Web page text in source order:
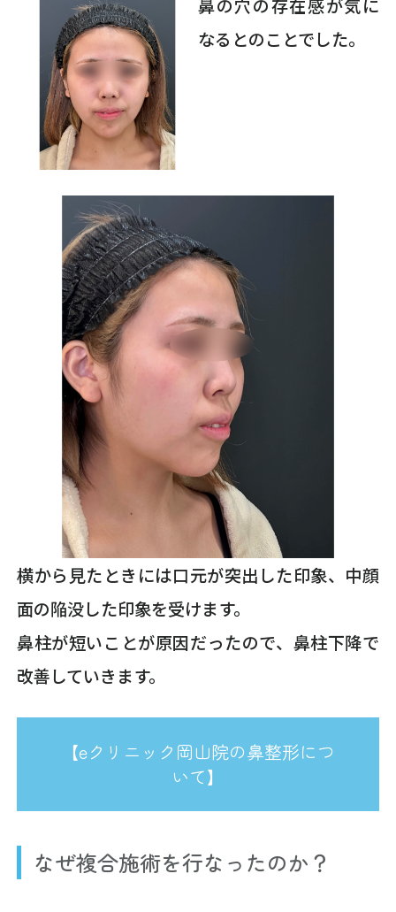
鼻の穴の存在感が気に
なるとのことでした。
横から見たときには口元が突出した印象、中顔
面の陥没した印象を受けます。
鼻柱が短いことが原因だったので、鼻柱下降で
改善していきます。
【eクリニック岡山院の鼻整形につ
いて】
なぜ複合施術を行なったのか？